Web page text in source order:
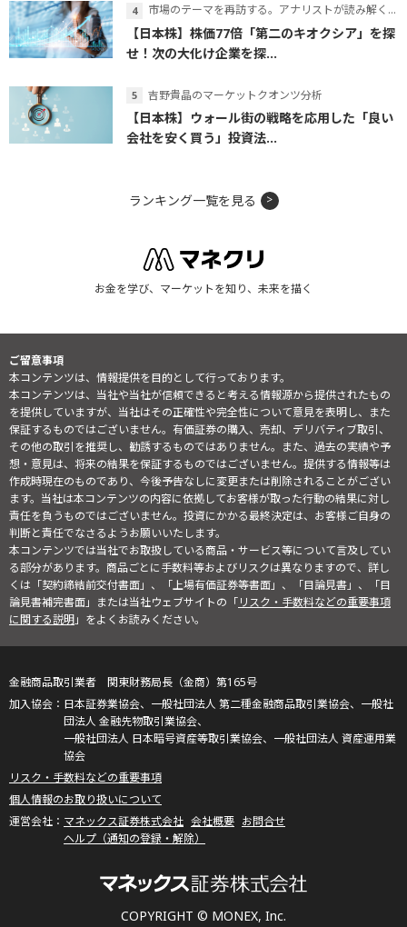
市場のテーマを再訪する。アナリストが読み解くテーマの本質
【日本株】株価77倍「第二のキオクシア」を探
せ！次の大化け企業を探...
吉野貴晶のマーケットクオンツ分析
【日本株】ウォール街の戦略を応用した「良い
会社を安く買う」投資法...
ランキング一覧を見る
お金を学び、マーケットを知り、未来を描く
ご留意事項
本コンテンツは、情報提供を目的として行っております。
本コンテンツは、当社や当社が信頼できると考える情報源から提供されたもの
を提供していますが、当社はその正確性や完全性について意見を表明し、また
保証するものではございません。有価証券の購入、売却、デリバティブ取引、
その他の取引を推奨し、勧誘するものではありません。また、過去の実績や予
想・意見は、将来の結果を保証するものではございません。提供する情報等は
作成時現在のものであり、今後予告なしに変更または削除されることがござい
ます。当社は本コンテンツの内容に依拠してお客様が取った行動の結果に対し
責任を負うものではございません。投資にかかる最終決定は、お客様ご自身の
判断と責任でなさるようお願いいたします。
本コンテンツでは当社でお取扱している商品・サービス等について言及してい
る部分があります。商品ごとに手数料等およびリスクは異なりますので、詳し
くは「契約締結前交付書面」、「上場有価証券等書面」、「目論見書」、「目
論見書補完書面」または当社ウェブサイトの「リスク・手数料などの重要事項
に関する説明」をよくお読みください。
COPYRIGHT © MONEX, Inc.
金融商品取引業者 関東財務局長（金商）第165号
日本証券業協会、一般社団法人 第二種金融商品取引業協会、一般社
団法人 金融先物取引業協会、
一般社団法人 日本暗号資産等取引業協会、一般社団法人 資産運用業
協会
リスク・手数料などの重要事項
個人情報のお取り扱いについて
マネックス証券株式会社 会社概要 お問合せ
ヘルプ（通知の登録・解除）